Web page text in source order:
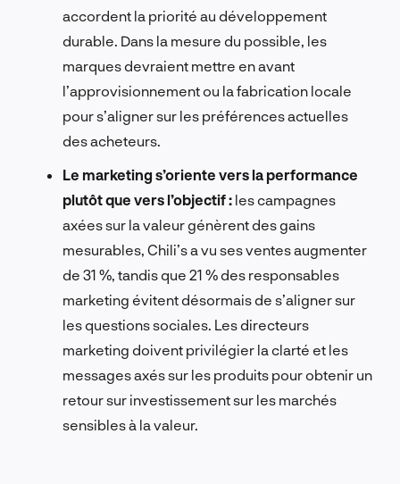
accordent la priorité au développement
durable. Dans la mesure du possible, les
marques devraient mettre en avant
l’approvisionnement ou la fabrication locale
pour s’aligner sur les préférences actuelles
des acheteurs.
Le marketing s’oriente vers la performance
plutôt que vers l’objectif : les campagnes
axées sur la valeur génèrent des gains
mesurables, Chili’s a vu ses ventes augmenter
de 31 %, tandis que 21 % des responsables
marketing évitent désormais de s’aligner sur
les questions sociales. Les directeurs
marketing doivent privilégier la clarté et les
messages axés sur les produits pour obtenir un
retour sur investissement sur les marchés
sensibles à la valeur.